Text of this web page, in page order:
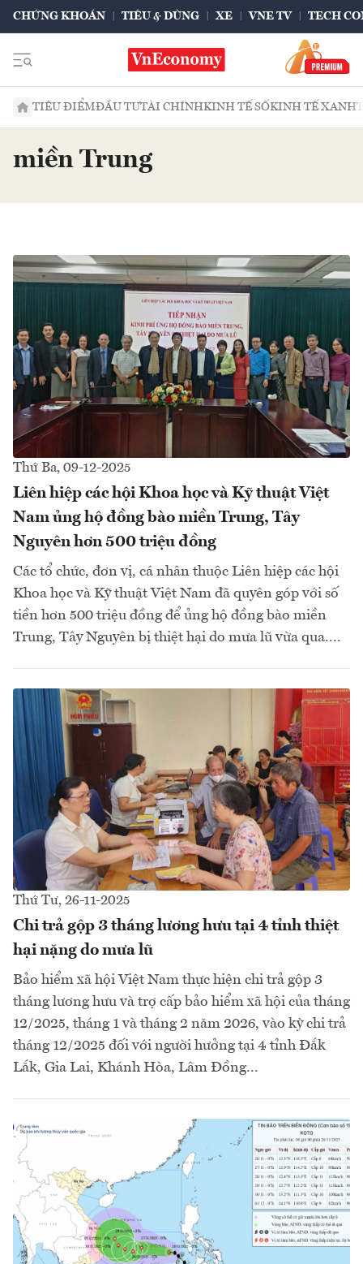
CHỨNG KHOÁN TIÊU & DÙNG XE VNE TV TECH
TIÊU ĐIỂMĐẦU TƯTÀI CHÍNHKINH TẾ SỐKINH TẾ XANH
miền Trung
Thứ Ba, 09-12-2025
Liên hiệp các hội Khoa học và Kỹ thuật Việt
Nam ủng hộ đồng bào miền Trung, Tây
Nguyên hơn 500 triệu đồng
Các tổ chức, đơn vị, cá nhân thuộc Liên hiệp các hội
Khoa học và Kỹ thuật Việt Nam đã quyên góp với số
tiền hơn 500 triệu đồng để ủng hộ đồng bào miền
Trung, Tây Nguyên bị thiệt hại do mưa lũ vừa qua....
Thứ Tư, 26-11-2025
Chi trả gộp 3 tháng lương hưu tại 4 tỉnh thiệt
hại nặng do mưa lũ
Bảo hiểm xã hội Việt Nam thực hiện chi trả gộp 3
tháng lương hưu và trợ cấp bảo hiểm xã hội của tháng
12/2025, tháng 1 và tháng 2 năm 2026, vào kỳ chi trả
tháng 12/2025 đối với người hưởng tại 4 tỉnh Đắk
Lắk, Gia Lai, Khánh Hòa, Lâm Đồng...